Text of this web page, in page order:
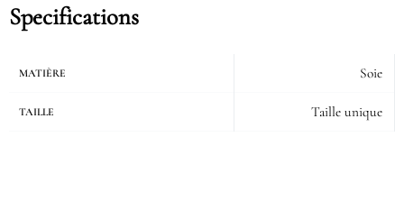
Specifications
MATIÈRE Soie
TAILLE Taille unique